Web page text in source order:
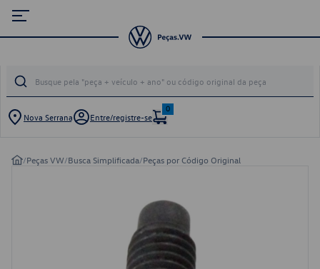
Nova Serrana Entre/registre-se
0
/Peças VW/Busca Simplificada/Peças por Código Original